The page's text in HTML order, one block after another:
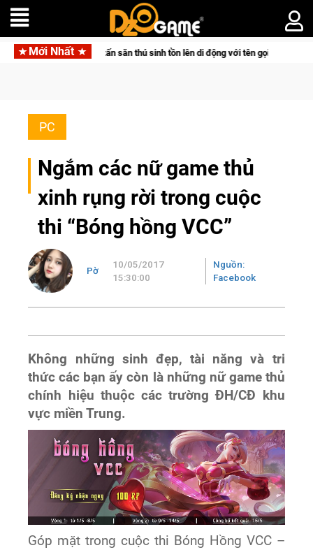
Mới Nhất
thú sinh tồn lên di động với tên gọi Palworld Online
PC
Ngắm các nữ game thủ
xinh rụng rời trong cuộc
thi “Bóng hồng VCC”
Pờ
10/05/2017
15:30:00
Nguồn:
Facebook
Không những sinh đẹp, tài năng và tri
thức các bạn ấy còn là những nữ game thủ
chính hiệu thuộc các trường ĐH/CĐ khu
vực miền Trung.
Góp mặt trong cuộc thi Bóng Hồng VCC –